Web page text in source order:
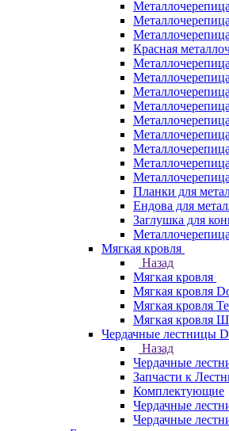
Красная
Планки для
Ендова для
Заглушка для
Мягкая кровля
Назад
Мягкая кровля
Мягкая кровля
Мягкая кровля
Мягкая кровля
Чердачные лестницы
Назад
Чердачные
Запчасти к
Комплектующие
Чердачные
Чердачные